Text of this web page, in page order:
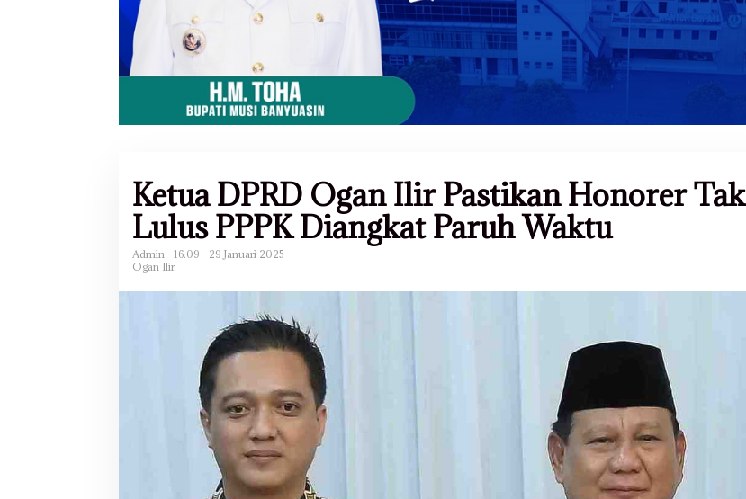
Ketua DPRD Ogan Ilir Pastikan Honorer Tak
Lulus PPPK Diangkat Paruh Waktu
Admin
16:09 - 29 Januari 2025
Ogan Ilir